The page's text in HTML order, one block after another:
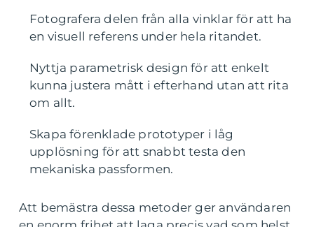
Fotografera delen från alla vinklar för att ha
en visuell referens under hela ritandet.
Nyttja parametrisk design för att enkelt
kunna justera mått i efterhand utan att rita
om allt.
Skapa förenklade prototyper i låg
upplösning för att snabbt testa den
mekaniska passformen.
Att bemästra dessa metoder ger användaren